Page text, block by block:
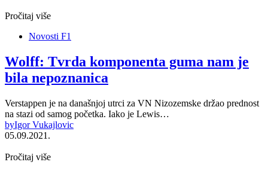
Pročitaj više
Novosti F1
Wolff: Tvrda komponenta guma nam je
bila nepoznanica
Verstappen je na današnjoj utrci za VN Nizozemske držao prednost
na stazi od samog početka. Iako je Lewis…
byIgor Vukajlovic
05.09.2021.
Pročitaj više